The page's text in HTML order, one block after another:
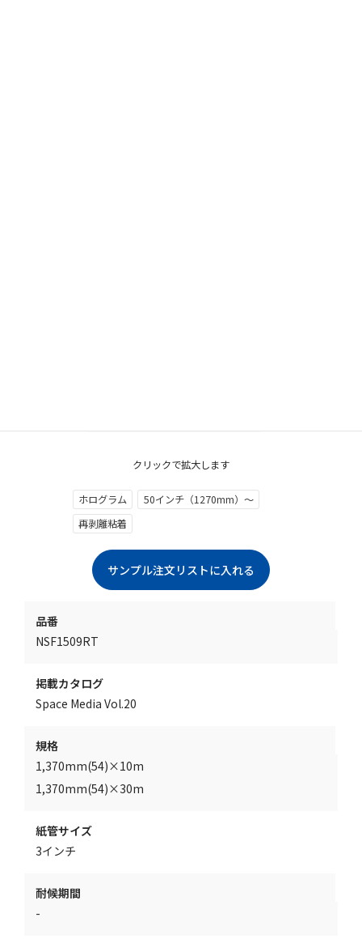
クリックで拡大します
ホログラム
50インチ（1270mm）～
再剥離粘着
品番
NSF1509RT
掲載カタログ
Space Media Vol.20
規格
1,370mm(54)×10m
1,370mm(54)×30m
紙管サイズ
3インチ
耐候期間
-